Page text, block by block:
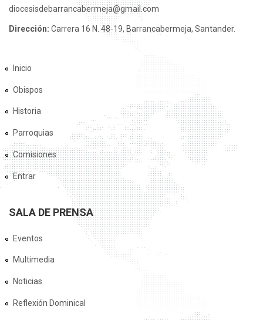
diocesisdebarrancabermeja@gmail.com
Dirección: Carrera 16 N. 48-19, Barrancabermeja, Santander.
Inicio
Obispos
Historia
Parroquias
Comisiones
Entrar
SALA DE PRENSA
Eventos
Multimedia
Noticias
Reflexión Dominical